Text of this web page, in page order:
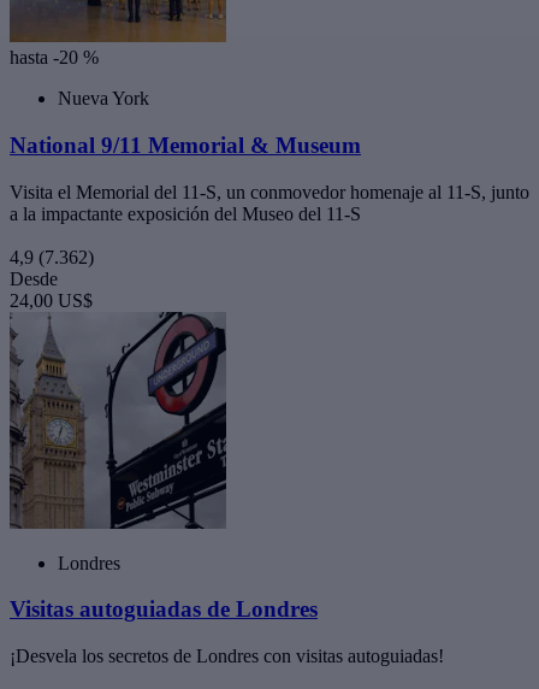
hasta -20 %
Nueva York
National 9/11 Memorial & Museum
Visita el Memorial del 11-S, un conmovedor homenaje al 11-S, junto
a la impactante exposición del Museo del 11-S
4,9 (7.362)
Desde
24,00 US$
Londres
Visitas autoguiadas de Londres
¡Desvela los secretos de Londres con visitas autoguiadas!